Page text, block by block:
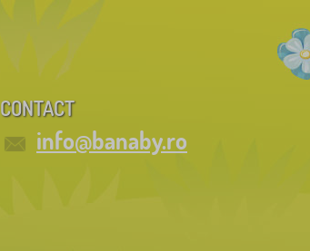
CONTACT
info@banaby.ro